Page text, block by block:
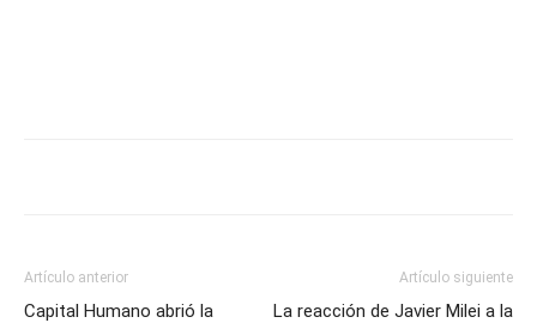
Artículo anterior
Capital Humano abrió la
Artículo siguiente
La reacción de Javier Milei a la